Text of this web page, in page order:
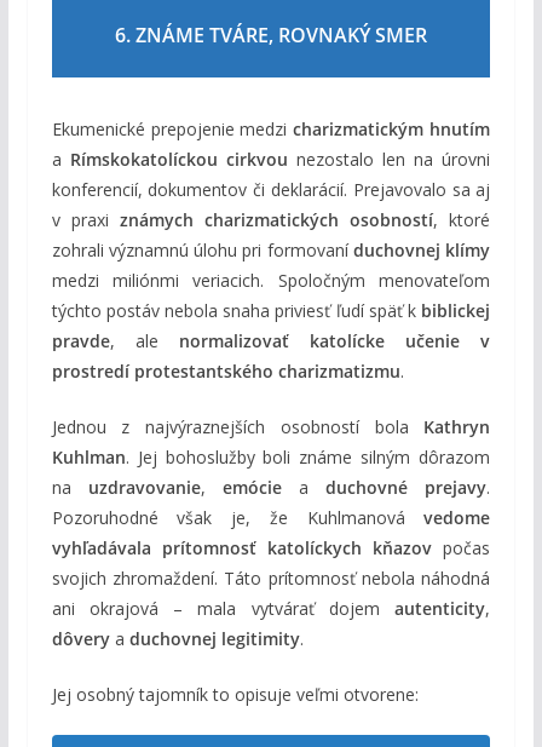
6. ZNÁME TVÁRE, ROVNAKÝ SMER
Ekumenické prepojenie medzicharizmatickým hnutím
a Rímskokatolíckou cirkvou nezostalo len na úrovni
konferencií, dokumentov či deklarácií. Prejavovalo sa aj
v praxi známych charizmatických osobností, ktoré
zohrali významnú úlohu pri formovaníduchovnej klímy
medzi miliónmi veriacich. Spoločným menovateľom
týchto postáv nebola snaha priviesť ľudí späť k biblickej
pravde, ale normalizovať katolícke učenie v
prostredí protestantského charizmatizmu.
Jednou z najvýraznejších osobností bola Kathryn
Kuhlman. Jej bohoslužby boli známe silným dôrazom
na uzdravovanie, emócieaduchovné prejavy.
Pozoruhodné však je, že Kuhlmanovávedome
vyhľadávala prítomnosť katolíckych kňazov počas
svojich zhromaždení. Táto prítomnosť nebola náhodná
ani okrajová – mala vytvárať dojemautenticity,
dôverya duchovnej legitimity.
Jej osobný tajomník to opisuje veľmi otvorene: